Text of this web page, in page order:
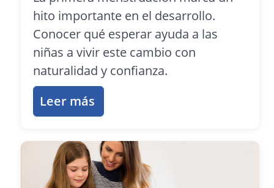
hito importante en el desarrollo.
Conocer qué esperar ayuda a las
niñas a vivir este cambio con
naturalidad y confianza.
Leer más